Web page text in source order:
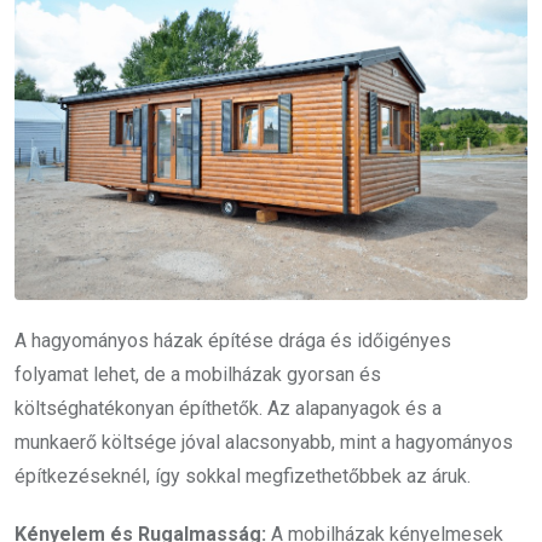
A hagyományos házak építése drága és időigényes
folyamat lehet, de a mobilházak gyorsan és
költséghatékonyan építhetők. Az alapanyagok és a
munkaerő költsége jóval alacsonyabb, mint a hagyományos
építkezéseknél, így sokkal megfizethetőbbek az áruk.
Kényelem és Rugalmasság: A mobilházak kényelmesek